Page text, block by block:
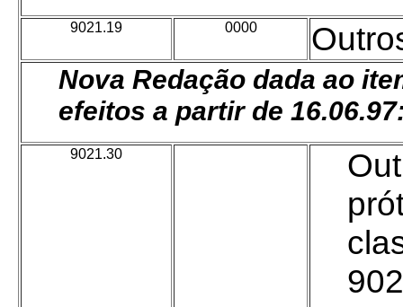
9021.19 0000
Nova Redação dada ao
efeitos a partir de
9021.30